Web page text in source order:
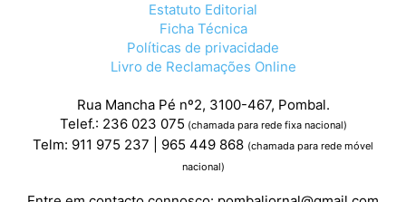
Estatuto Editorial
Ficha Técnica
Políticas de privacidade
Livro de Reclamações Online
Rua Mancha Pé nº2, 3100-467, Pombal.
Telef.: 236 023 075 (chamada para rede fixa nacional)
Telm: 911 975 237 | 965 449 868 (chamada para rede móvel
nacional)